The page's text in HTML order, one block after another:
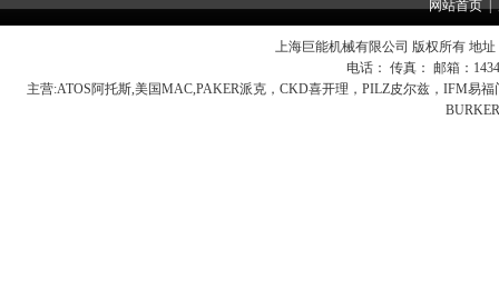
网站首页|
上海巨能机械有限公司 版权所有 地
电话： 传真： 邮箱：
主营:ATOS阿托斯,美国MAC,PAKER派克，CKD喜开理，PILZ皮尔兹，IFM易